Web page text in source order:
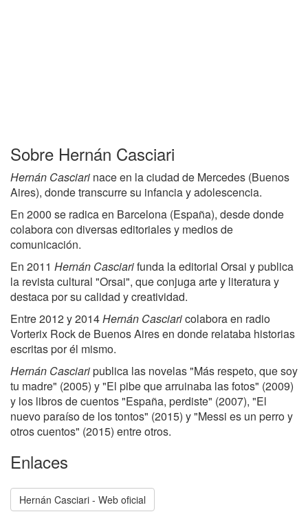
Sobre Hernán Casciari
Hernán Casciari nace en la ciudad de Mercedes (Buenos
Aires), donde transcurre su infancia y adolescencia.
En 2000 se radica en Barcelona (España), desde donde
colabora con diversas editoriales y medios de
comunicación.
En 2011 Hernán Casciarifunda la editorial Orsai y publica
la revista cultural "Orsai", que conjuga arte y literatura y
destaca por su calidad y creatividad.
Entre 2012 y 2014Hernán Casciaricolabora en radio
Vorterix Rock de Buenos Aires en donde relataba historias
escritas por él mismo.
Hernán Casciaripublica las novelas "Más respeto, que soy
tu madre" (2005) y "El pibe que arruinaba las fotos" (2009)
y los libros de cuentos "España, perdiste" (2007), "El
nuevo paraíso de los tontos" (2015) y "Messi es un perro y
otros cuentos" (2015) entre otros.
Enlaces
Hernán Casciari - Web oficial